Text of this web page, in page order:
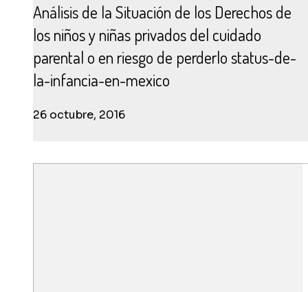
Análisis de la Situación de los Derechos de
los niños y niñas privados del cuidado
parental o en riesgo de perderlo status-de-
la-infancia-en-mexico
26 octubre, 2016